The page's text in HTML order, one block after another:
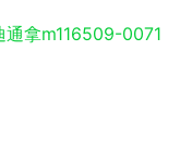
通拿m116509-0071